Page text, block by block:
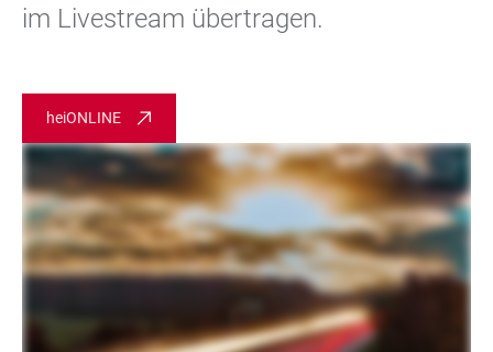
im Livestream übertragen.
heiONLINE